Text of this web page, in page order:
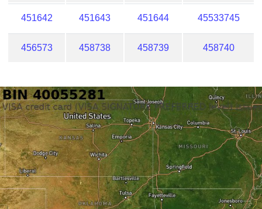
451642 451643 451644 45533745
456573 458738 458739 458740